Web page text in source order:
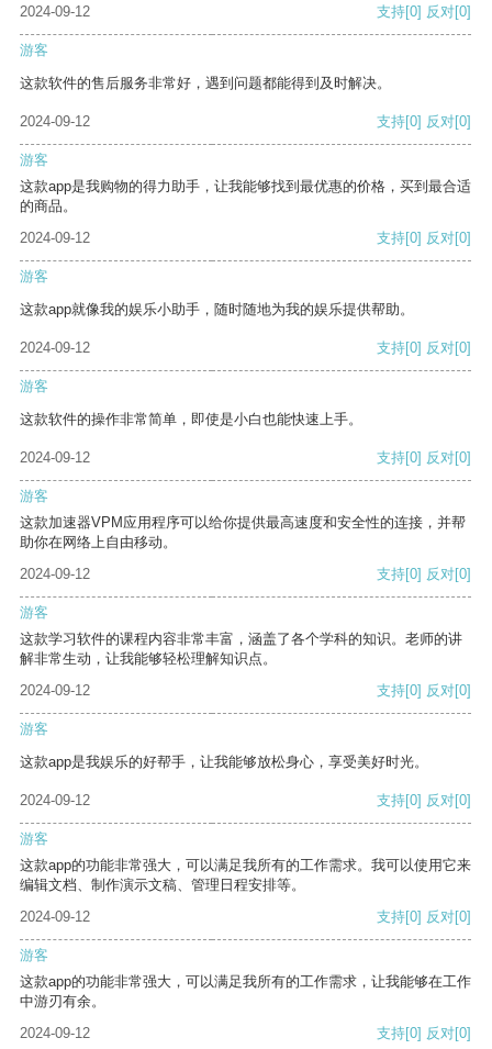
2024-09-12 支持[0] 反对[0]
游客
这款软件的售后服务非常好，遇到问题都能得到及时解决。
2024-09-12 支持[0] 反对[0]
游客
这款app是我购物的得力助手，让我能够找到最优惠的价格，买到最合适
的商品。
2024-09-12
支持[0] 反对[0]
游客
这款app就像我的娱乐小助手，随时随地为我的娱乐提供帮助。
2024-09-12 支持[0] 反对[0]
游客
这款软件的操作非常简单，即使是小白也能快速上手。
2024-09-12 支持[0] 反对[0]
游客
这款加速器VPM应用程序可以给你提供最高速度和安全性的连接，并帮
助你在网络上自由移动。
2024-09-12
支持[0] 反对[0]
游客
这款学习软件的课程内容非常丰富，涵盖了各个学科的知识。老师的讲
解非常生动，让我能够轻松理解知识点。
2024-09-12
支持[0] 反对[0]
游客
这款app是我娱乐的好帮手，让我能够放松身心，享受美好时光。
2024-09-12 支持[0] 反对[0]
游客
这款app的功能非常强大，可以满足我所有的工作需求。我可以使用它来
编辑文档、制作演示文稿、管理日程安排等。
2024-09-12
支持[0] 反对[0]
游客
这款app的功能非常强大，可以满足我所有的工作需求，让我能够在工作
中游刃有余。
2024-09-12
支持[0] 反对[0]